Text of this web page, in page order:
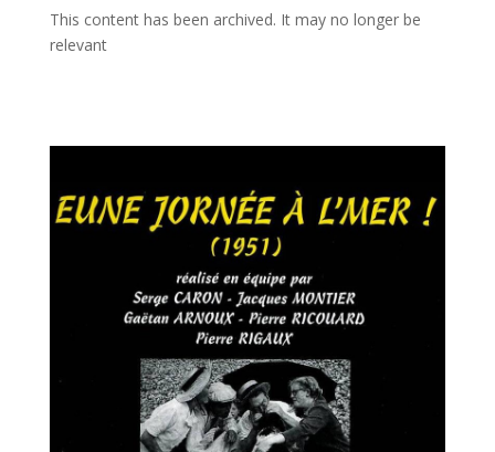
This content has been archived. It may no longer be
relevant